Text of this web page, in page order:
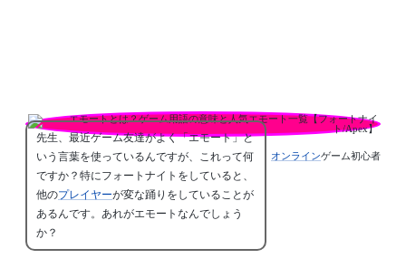
オンラインゲーム初心者
先生、最近ゲーム友達がよく「エモート」と
いう言葉を使っているんですが、これって何
ですか？特にフォートナイトをしていると、
他のプレイヤーが変な踊りをしていることが
あるんです。あれがエモートなんでしょう
か？